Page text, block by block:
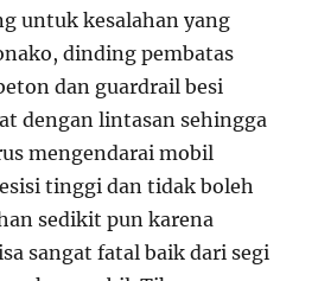
untuk kesalahan yang
dinding pembatas
dan guardrail besi
dengan lintasan sehingga
mengendarai mobil
tinggi dan tidak boleh
sedikit pun karena
sangat fatal baik dari segi